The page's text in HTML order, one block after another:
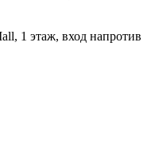
1 этаж, вход напротив